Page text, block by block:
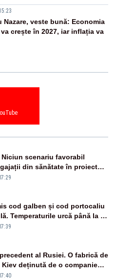
Nazare, veste bună: Economia
crește în 2027, iar inflația va
Niciun scenariu favorabil
din sănătate în proiectul
cod galben și cod portocaliu
Temperaturile urcă până la 38
nopțile devin tropicale
al Rusiei. O fabrică de
deținută de o companie
distrusă de o rachetă